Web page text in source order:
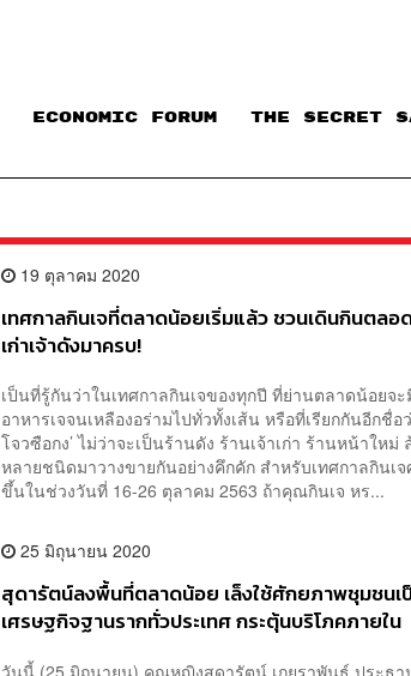
ECONOMIC FORUM THE SECRET
19 ตุลาคม 2020
เทศกาลกินเจที่ตลาดน้อยเริ่มแล้ว ชวนเดินกินตลอด
เก่าเจ้าดังมาครบ!
เป็นที่รู้กันว่าในเทศกาลกินเจของทุกปี ที่ย่านตลาดน้อยจ
อาหารเจจนเหลืองอร่ามไปทั่วทั้งเส้น หรือที่เรียกกันอีกชื่อ
โจวซือกง’ ไม่ว่าจะเป็นร้านดัง ร้านเจ้าเก่า ร้านหน้าใหม่
หลายชนิดมาวางขายกันอย่างคึกคัก สำหรับเทศกาลกินเ
ขึ้นในช่วงวันที่ 16-26 ตุลาคม 2563 ถ้าคุณกินเจ หร...
25 มิถุนายน 2020
สุดารัตน์ลงพื้นที่ตลาดน้อย เล็งใช้ศักยภาพชุมชน
เศรษฐกิจฐานรากทั่วประเทศ กระตุ้นบริโภคภายใน
วันนี้ (25 มิถุนายน) คุณหญิงสุดารัตน์ เกยุราพันธุ์ ประธา